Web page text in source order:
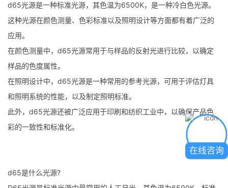
d65光源是一种标准光源，其色温为6500K，是一种冷白色光源。
这种光源在颜色测量、色彩标准以及照明设计等方面都有着广泛的
应用。
在颜色测量中，d65光源常用于与样品的反射光进行比较，以确定
样品的色度属性。
在照明设计中，d65光源是一种常用的参考光源，可用于评估灯具
和照明系统的性能，以及制定照明标准。
此外，d65光源还被广泛应用于印刷和纺织工业中，以确保产品色
彩的一致性和标准化。
d65是什么光源?
在线咨询